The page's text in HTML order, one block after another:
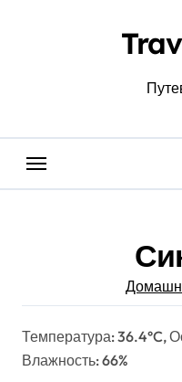
Температура: 36.4°C,
Влажность: 66%